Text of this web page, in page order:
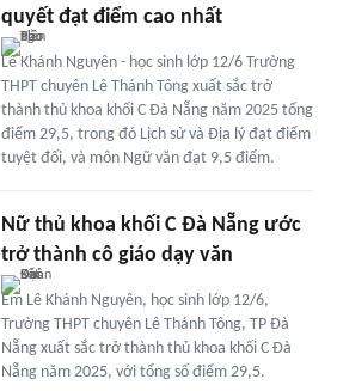
quyết đạt điểm cao nhất
Lê Khánh Nguyên - học sinh lớp 12/6 Trường
THPT chuyên Lê Thánh Tông xuất sắc trở
thành thủ khoa khối C Đà Nẵng năm 2025 tổng
điểm 29,5, trong đó Lịch sử và Địa lý đạt điểm
tuyệt đối, và môn Ngữ văn đạt 9,5 điểm.
Nữ thủ khoa khối C Đà Nẵng ước
trở thành cô giáo dạy văn
Em Lê Khánh Nguyên, học sinh lớp 12/6,
Trường THPT chuyên Lê Thánh Tông, TP Đà
Nẵng xuất sắc trở thành thủ khoa khối C Đà
Nẵng năm 2025, với tổng số điểm 29,5.